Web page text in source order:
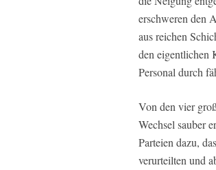
erschweren den
aus reichen
den eigentlichen
Personal durch
Von den vier
Wechsel sauber
Parteien dazu,
verurteilten und